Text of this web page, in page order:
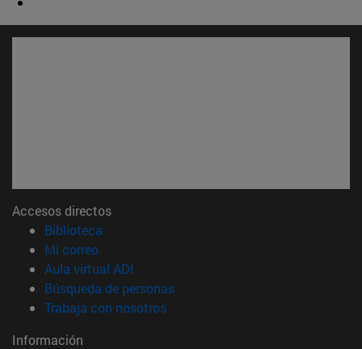
Accesos directos
Biblioteca
Mi correo(abre en nueva ventana)
Aula virtual ADI
Búsqueda de personas(abre en nueva ventana)
Trabaja con nosotros(abre en nueva ventana)
Información